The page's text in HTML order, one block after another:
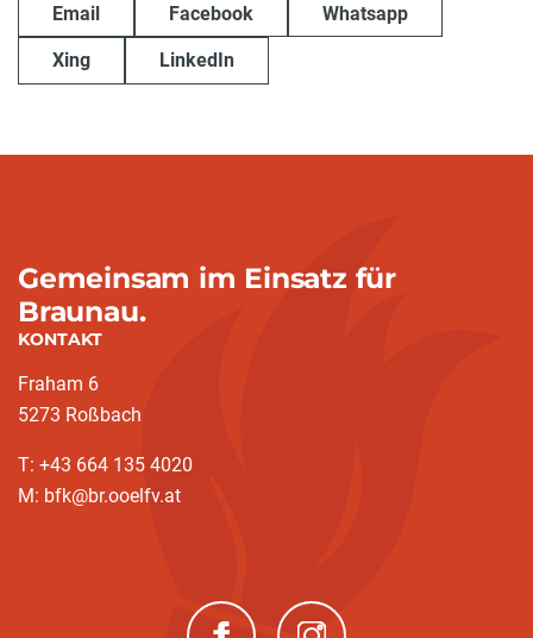
Email Facebook Whatsapp
Xing LinkedIn
Gemeinsam im Einsatz für
Braunau.
KONTAKT
Fraham 6
5273 Roßbach
T: +43 664 135 4020
M: bfk@br.ooelfv.at